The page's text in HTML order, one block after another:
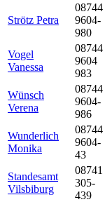
Strötz Petra
08744
9604-
980
Vogel
Vanessa
08744
9604
983
Wünsch
Verena
08744
9604-
986
Wunderlich
Monika
08744
9604-
43
Standesamt
Vilsbiburg
08741
305-
439